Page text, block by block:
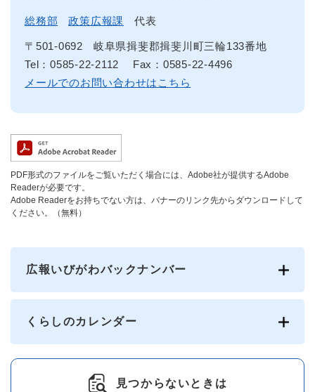
総務部 政策広報課 代表
〒501-0692
岐阜県揖斐郡揖斐川町三輪133番地
Tel：0585-22-2112
Fax：0585-22-4496
メールでのお問い合わせはこちら
PDF形式のファイルをご覧いただく場合には、Adobe社が提供するAdobe
Readerが必要です。
Adobe Readerをお持ちでない方は、バナーのリンク先からダウンロードして
ください。（無料）
広報いびがわバックナンバー
くらしのカレンダー
見つからないときは